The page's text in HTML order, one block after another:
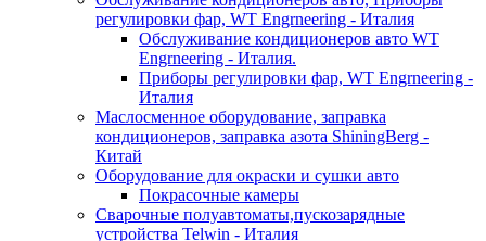
регулировки фар, WT Engrneering - Италия
Обслуживание кондиционеров авто WT
Engrneering - Италия.
Приборы регулировки фар, WT Engrneering -
Италия
Маслосменное оборудование, заправка
кондиционеров, заправка азота ShiningBerg -
Китай
Оборудование для окраски и сушки авто
Покрасочные камеры
Сварочные полуавтоматы,пускозарядные
устройства Telwin - Италия